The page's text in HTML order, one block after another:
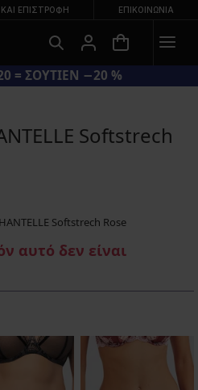
ΕΠΙΣΤΡΟΦΉ ΕΠΙΚΟΙΝΩΝΊΑ
= ΣΟΥΤΙΕΝ −20 %
Softstrech
αυτό δεν είναι